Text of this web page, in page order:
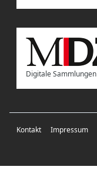
Digitale Sammlungen
Kontakt Impressum